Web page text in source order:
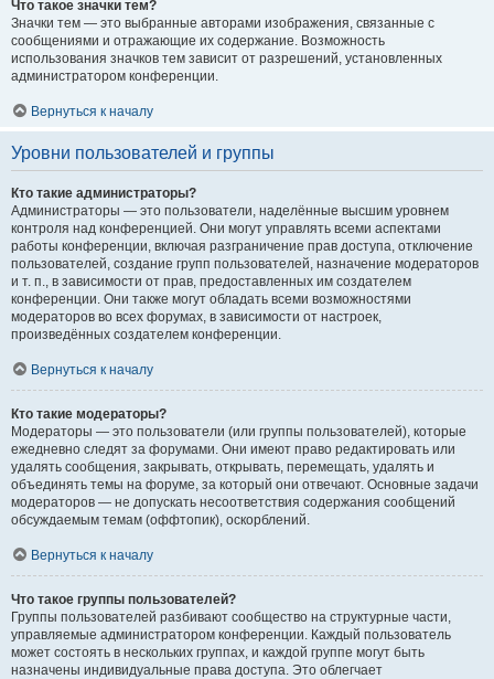
Что такое значки тем?
Значки тем — это выбранные авторами изображения, связанные с
сообщениями и отражающие их содержание. Возможность
использования значков тем зависит от разрешений, установленных
администратором конференции.
Вернуться к началу
Уровни пользователей и группы
Кто такие администраторы?
Администраторы — это пользователи, наделённые высшим уровнем
контроля над конференцией. Они могут управлять всеми аспектами
работы конференции, включая разграничение прав доступа, отключение
пользователей, создание групп пользователей, назначение модераторов
и т. п., в зависимости от прав, предоставленных им создателем
конференции. Они также могут обладать всеми возможностями
модераторов во всех форумах, в зависимости от настроек,
произведённых создателем конференции.
Вернуться к началу
Кто такие модераторы?
Модераторы — это пользователи (или группы пользователей), которые
ежедневно следят за форумами. Они имеют право редактировать или
удалять сообщения, закрывать, открывать, перемещать, удалять и
объединять темы на форуме, за который они отвечают. Основные задачи
модераторов — не допускать несоответствия содержания сообщений
обсуждаемым темам (оффтопик), оскорблений.
Вернуться к началу
Что такое группы пользователей?
Группы пользователей разбивают сообщество на структурные части,
управляемые администратором конференции. Каждый пользователь
может состоять в нескольких группах, и каждой группе могут быть
назначены индивидуальные права доступа. Это облегчает